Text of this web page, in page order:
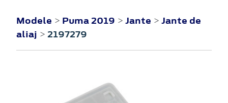
Modele > Puma 2019 > Jante > Jante de
aliaj > 2197279